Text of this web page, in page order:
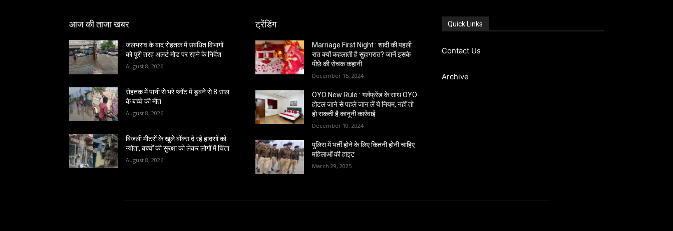
आज की ताजा खबर
जलभराव के बाद रोहतक में संबंधित विभागों
को पूरी तरह अलर्ट मोड पर रहने के निर्देश
August 8, 2026
रोहतक में पानी से भरे प्लॉट में डूबने से 8 साल
के बच्चे की मौत
August 8, 2026
बिजली मीटरों के खुले बॉक्स दे रहे हादसों को
न्योता, बच्चों की सुरक्षा को लेकर लोगों में चिंता
August 8, 2026
ट्रेंडिंग
Marriage First Night : शादी की पहली
रात क्यों कहलाती है सुहागरात? जानें इसके
पीछे की रोचक कहानी
December 15, 2024
OYO New Rule : गर्लफ्रेंड के साथ OYO
होटल जाने से पहले जान लें ये नियम, नहीं तो
हो सकती है कानूनी कार्रवाई
December 10, 2024
पुलिस में भर्ती होने के लिए कितनी होनी चाहिए
महिलाओं की हाइट
March 29, 2025
Quick Links
Contact Us
Archive